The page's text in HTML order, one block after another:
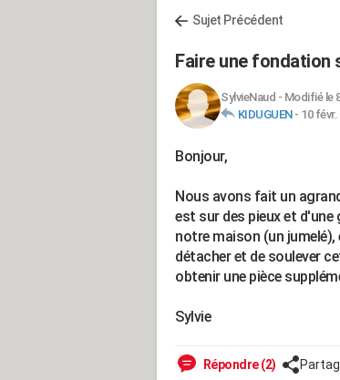
Sujet Précédent
Faire une fondation
SylvieNaud - Modifié le
KIDUGUEN- 10 févr.
Bonjour,
Nous avons fait un
est sur des pieux et d'une
notre maison (un
détacher et de soulever
obtenir une pièce
Sylvie
Répondre (2)